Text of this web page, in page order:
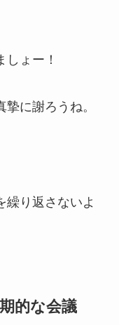
ょー！
に謝ろうね。
繰り返さないよ
的な会議